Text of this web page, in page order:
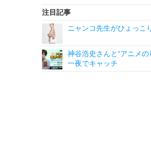
注目記事
ニャンコ先生がひょっこ
神谷浩史さんと“アニメ
一夜でキャッチ